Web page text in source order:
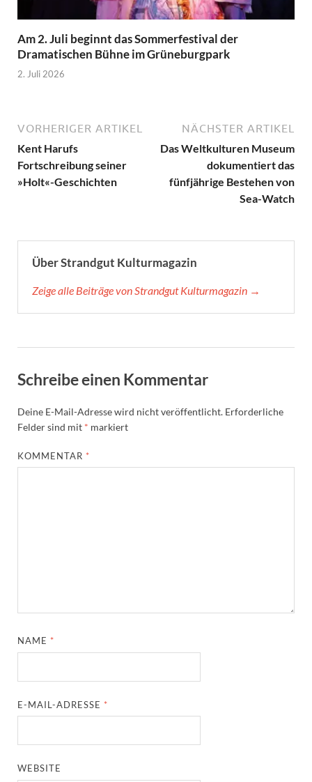
Am 2. Juli beginnt das Sommerfestival der
Dramatischen Bühne im Grüneburgpark
2. Juli 2026
VORHERIGER ARTIKEL
Kent Harufs
Fortschreibung seiner
»Holt«-Geschichten
NÄCHSTER ARTIKEL
Das Weltkulturen Museum
dokumentiert das
fünfjährige Bestehen von
Sea-Watch
Über Strandgut Kulturmagazin
Zeige alle Beiträge von Strandgut Kulturmagazin →
Schreibe einen Kommentar
Deine E-Mail-Adresse wird nicht veröffentlicht. Erforderliche
Felder sind mit * markiert
KOMMENTAR *
NAME *
E-MAIL-ADRESSE *
WEBSITE